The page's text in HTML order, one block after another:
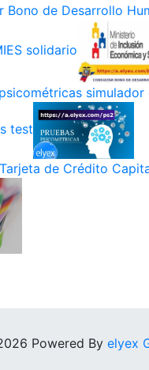
Bono de Desarrollo
solidario
simulador
test
de Crédito
Powered By elyex